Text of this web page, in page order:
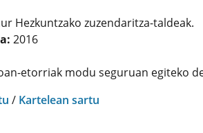
Hezkuntzako zuzendaritza-taldeak.
2016
etorriak modu seguruan egiteko
/ Kartelean sartu